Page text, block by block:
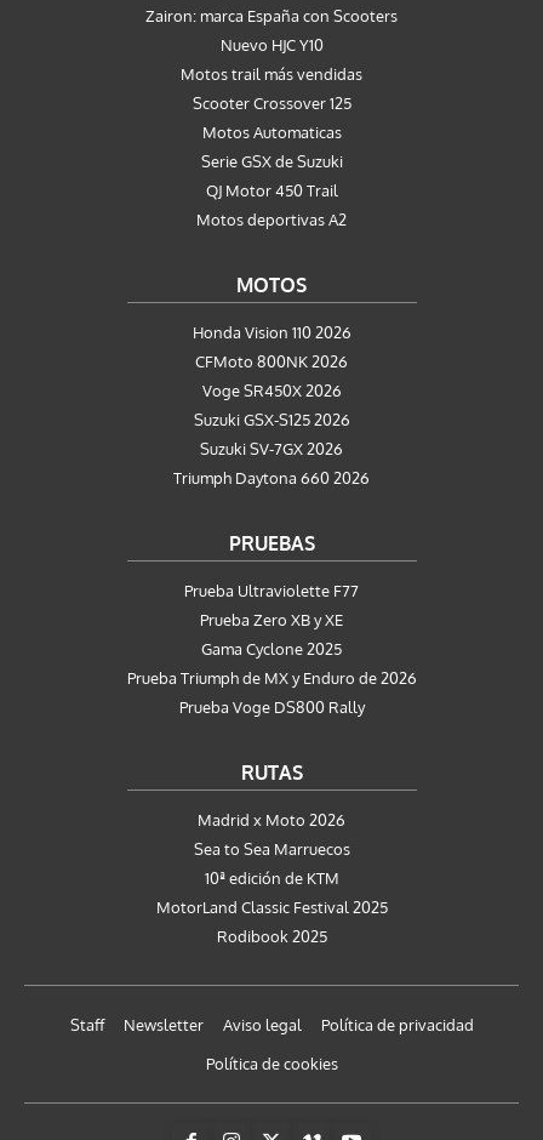
Zairon: marca España con Scooters
Nuevo HJC Y10
Motos trail más vendidas
Scooter Crossover 125
Motos Automaticas
Serie GSX de Suzuki
QJ Motor 450 Trail
Motos deportivas A2
MOTOS
Honda Vision 110 2026
CFMoto 800NK 2026
Voge SR450X 2026
Suzuki GSX-S125 2026
Suzuki SV-7GX 2026
Triumph Daytona 660 2026
PRUEBAS
Prueba Ultraviolette F77
Prueba Zero XB y XE
Gama Cyclone 2025
Prueba Triumph de MX y Enduro de 2026
Prueba Voge DS800 Rally
RUTAS
Madrid x Moto 2026
Sea to Sea Marruecos
10ª edición de KTM
MotorLand Classic Festival 2025
Rodibook 2025
Staff Newsletter Aviso legal
Política de privacidad
Política de cookies